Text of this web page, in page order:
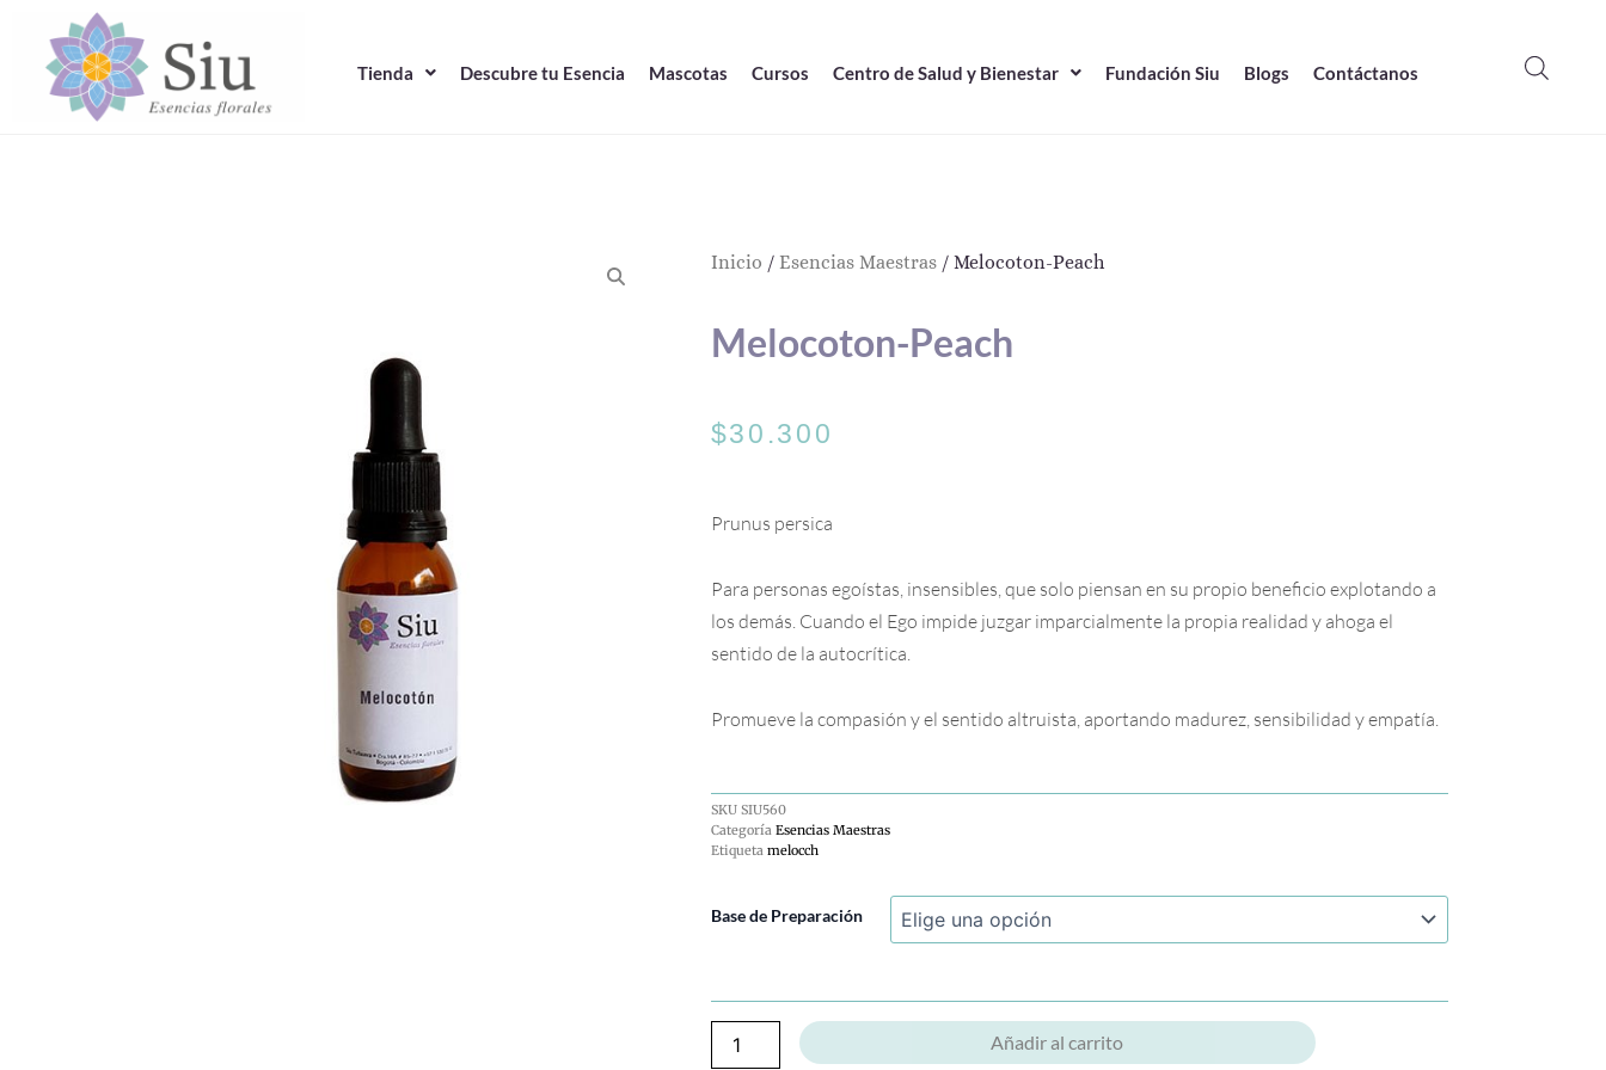
contenido
Tienda Descubre tu Esencia Mascotas Cursos Centro de Salud y Bienestar Fundación Siu Blogs Contáctanos
Inicio / Esencias Maestras/ Melocoton-Peach
Melocoton-Peach
$30.300
Prunus persica
Para personas egoístas, insensibles, que solo piensan en su propio beneficio explotando a
los demás. Cuando el Ego impide juzgar imparcialmente la propia realidad y ahoga el
sentido de la autocrítica.
Promueve la compasión y el sentido altruista, aportando madurez, sensibilidad y empatía.
SKU SIU560
Categoría Esencias Maestras
Etiqueta melocch
Base de Preparación
Melocoton-
Añadir al carrito